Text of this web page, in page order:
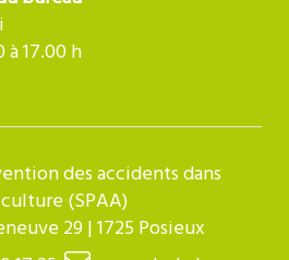
à 17.00 h
des accidents dans
(SPAA)
29 | 1725 Posieux